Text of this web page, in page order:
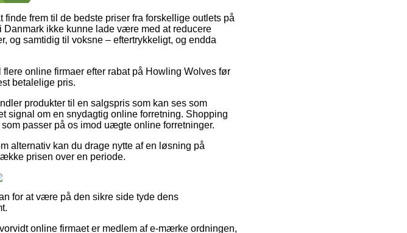
frem til de bedste priser fra forskellige outlets på
Danmark ikke kunne lade være med at reducere
og samtidig til voksne – eftertrykkeligt, og endda
online firmaer efter rabat på Howling Wolves før
betalelige pris.
produkter til en salgspris som kan ses som
om en snydagtig online forretning. Shopping
passer på os imod uægte online forretninger.
alternativ kan du drage nytte af en løsning på
prisen over en periode.
for at være på den sikre side tyde dens
online firmaet er medlem af e-mærke ordningen,